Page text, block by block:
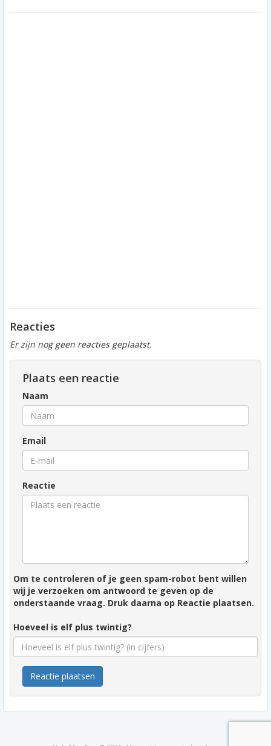
Reacties
Er zijn nog geen reacties geplaatst.
Plaats een reactie
Naam
Email
Reactie
Om te controleren of je geen spam-robot bent willen
wij je verzoeken om antwoord te geven op de
onderstaande vraag. Druk daarna op Reactie plaatsen.
Hoeveel is elf plus twintig?
Reactie plaatsen